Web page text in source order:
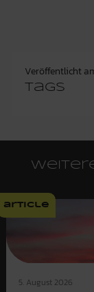
Veröffentlicht
Tags
article
5. August 2026